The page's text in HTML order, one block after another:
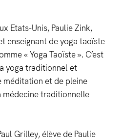
Etats-Unis, Paulie Zink,
enseignant de yoga taoïste
« Yoga Taoïste ». C’est
yoga traditionnel et
méditation et de pleine
médecine traditionnelle
Grilley, élève de Paulie